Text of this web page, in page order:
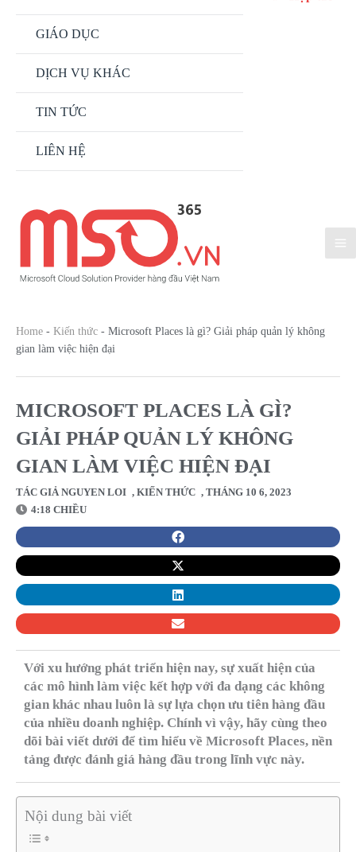
GIÁO DỤC
DỊCH VỤ KHÁC
TIN TỨC
LIÊN HỆ
Home - Kiến thức - Microsoft Places là gì? Giải pháp quản lý không
gian làm việc hiện đại
MICROSOFT PLACES LÀ GÌ?
GIẢI PHÁP QUẢN LÝ KHÔNG
GIAN LÀM VIỆC HIỆN ĐẠI
TÁC GIẢ NGUYEN LOI , KIẾN THỨC , THÁNG 10 6, 2023
4:18 CHIỀU
Với xu hướng phát triển hiện nay, sự xuất hiện của
các mô hình làm việc kết hợp với đa dạng các không
gian khác nhau luôn là sự lựa chọn ưu tiên hàng đầu
của nhiều doanh nghiệp. Chính vì vậy, hãy cùng theo
dõi bài viết dưới để tìm hiểu về Microsoft Places, nền
tảng được đánh giá hàng đầu trong lĩnh vực này.
Nội dung bài viết